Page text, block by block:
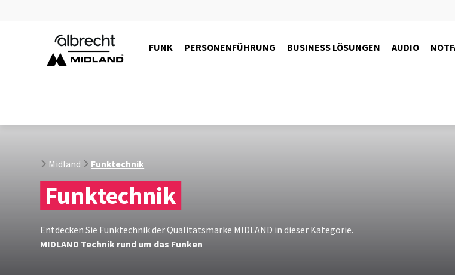
FUNK PERSONENFÜHRUNG BUSINESS LÖSUNGEN AUDIO
Midland Funktechnik
Funktechnik
Entdecken Sie Funktechnik der Qualitätsmarke MIDLAND in dieser Kategorie.
MIDLAND Technik rund um das Funken